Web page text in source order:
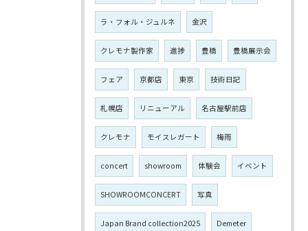
ラ・フォル・ジュルネ 金沢
クレモナ製作家 進捗 豊橋 豊橋展示会
フェア 京都店 東京 技術日記
札幌店 リニューアル 名古屋駅前店
クレモナ モイスレガート 梅雨
concert showroom 体験会 イベント
SHOWROOMCONCERT 写真
Japan Brand collection2025 Demeter